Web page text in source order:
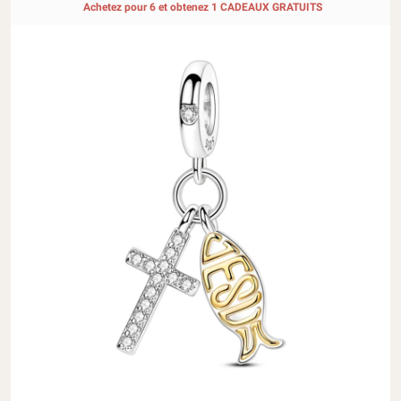
Achetez pour 6 et obtenez 1 CADEAUX GRATUITS